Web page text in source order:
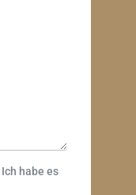
Ich habe es